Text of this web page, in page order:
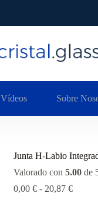
Sobre
Junta H-Labio
Valorado con 5.00de
0,00 € - 20,87 €Rango